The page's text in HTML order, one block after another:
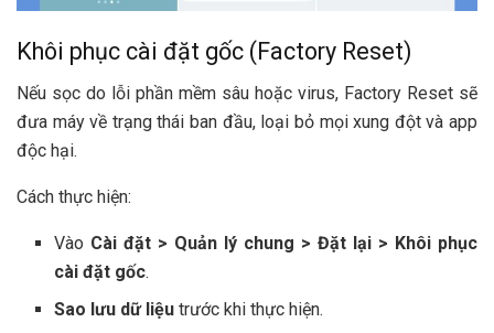
Khôi phục cài đặt gốc (Factory Reset)
Nếu sọc do lỗi phần mềm sâu hoặc virus, Factory Reset sẽ
đưa máy về trạng thái ban đầu, loại bỏ mọi xung đột và app
độc hại.
Cách thực hiện:
Vào Cài đặt > Quản lý chung > Đặt lại > Khôi phục
cài đặt gốc.
Sao lưu dữ liệu trước khi thực hiện.